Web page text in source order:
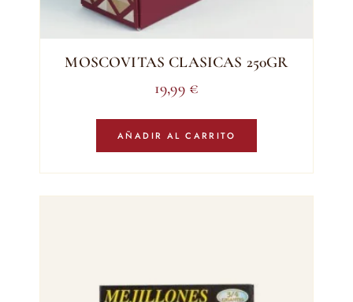
MOSCOVITAS CLASICAS 250GR
19,99 €
AÑADIR AL CARRITO